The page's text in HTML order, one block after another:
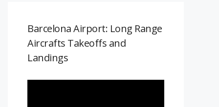
Barcelona Airport: Long Range
Aircrafts Takeoffs and
Landings